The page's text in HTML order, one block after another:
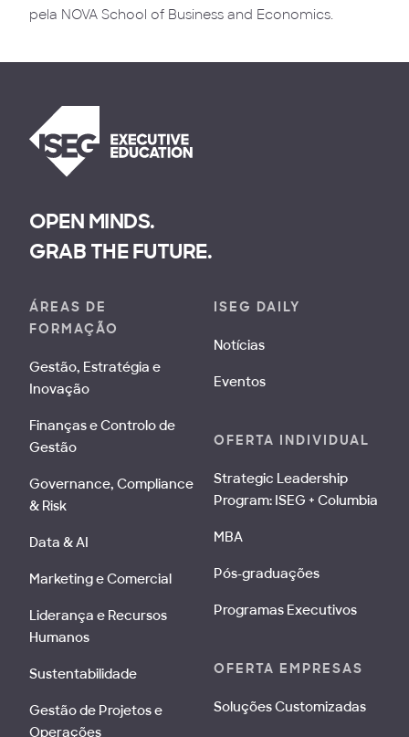
pela NOVA School of Business and Economics.
OPEN MINDS.
GRAB THE FUTURE.
ÁREAS DE
FORMAÇÃO
Gestão, Estratégia e
Inovação
Finanças e Controlo de
Gestão
Governance, Compliance
& Risk
Data & AI
Marketing e Comercial
Liderança e Recursos
Humanos
Sustentabilidade
Gestão de Projetos e
Operações
ISEG DAILY
Notícias
Eventos
OFERTA INDIVIDUAL
Strategic Leadership
Program: ISEG + Columbia
MBA
Pós-graduações
Programas Executivos
OFERTA EMPRESAS
Soluções Customizadas